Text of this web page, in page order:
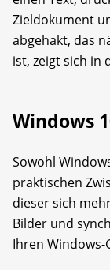
Zieldokument
abgehakt, das
ist, zeigt sich in
Windows
Sowohl
praktischen
dieser sich
Bilder und
Ihren Windows-